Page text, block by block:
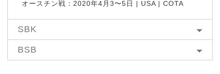
オースチン戦：2020年4月3〜5日 | USA | COTA
SBK
BSB